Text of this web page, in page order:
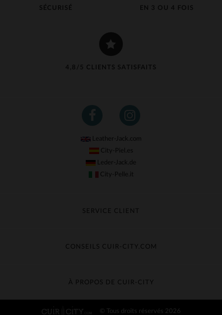
SÉCURISÉ
EN 3 OU 4 FOIS
4,8/5 CLIENTS SATISFAITS
Leather-Jack.com
City-Piel.es
Leder-Jack.de
City-Pelle.it
SERVICE CLIENT
Échange & Remboursement
Contacter le service client
CONSEILS CUIR-CITY.COM
Guide des matières
À PROPOS DE CUIR-CITY
© Tous droits réservés 2026